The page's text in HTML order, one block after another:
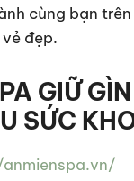
cùng bạn
đẹp.
GIỮ
SỨC